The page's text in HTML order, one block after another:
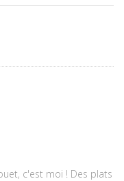
c'est moi ! Des plats